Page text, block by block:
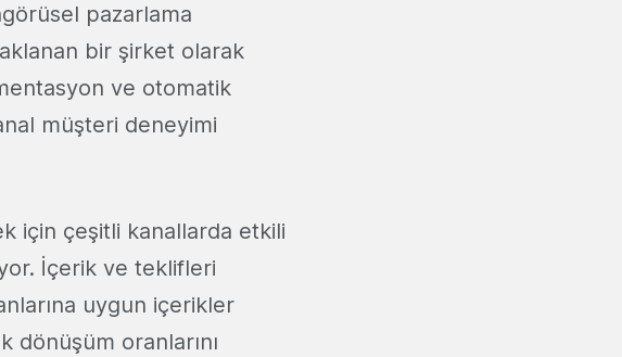
pazarlama
bir şirket olarak
ve otomatik
müşteri deneyimi
için çeşitli kanallarda etkili
İçerik ve teklifleri
uygun içerikler
dönüşüm oranlarını